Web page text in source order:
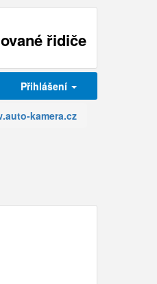
řidiče
Přihlášení
kamera.cz